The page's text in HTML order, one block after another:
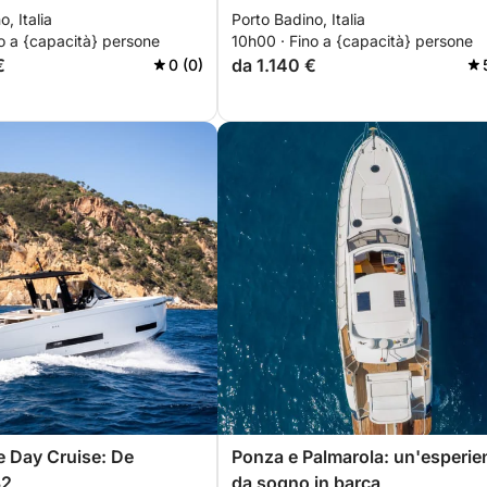
Italia
a {capacità} persone
0 (0)
Porto Badino, Italia
10h00 · Fino a {capacità} persone
da 1.140 €
Day Cruise: De
Ponza e Palmarola:
da sogno in barca